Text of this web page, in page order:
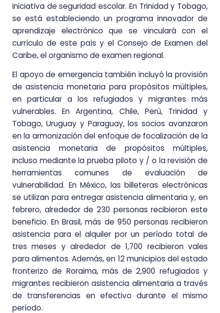
iniciativa de seguridad escolar. En Trinidad y Tobago,
se está estableciendo un programa innovador de
aprendizaje electrónico que se vinculará con el
currículo de este país y el Consejo de Examen del
Caribe, el organismo de examen regional.
El apoyo de emergencia también incluyó la provisión
de asistencia monetaria para propósitos múltiples,
en particular a los refugiados y migrantes más
vulnerables. En Argentina, Chile, Perú, Trinidad y
Tobago, Uruguay y Paraguay, los socios avanzaron
en la armonización del enfoque de focalización de la
asistencia monetaria de propósitos múltiples,
incluso mediante la prueba piloto y / o la revisión de
herramientas comunes de evaluación de
vulnerabilidad. En México, las billeteras electrónicas
se utilizan para entregar asistencia alimentaria y, en
febrero, alrededor de 230 personas recibieron este
beneficio. En Brasil, más de 950 personas recibieron
asistencia para el alquiler por un período total de
tres meses y alrededor de 1,700 recibieron vales
para alimentos. Además, en 12 municipios del estado
fronterizo de Roraima, más de 2,900 refugiados y
migrantes recibieron asistencia alimentaria a través
de transferencias en efectivo durante el mismo
período.